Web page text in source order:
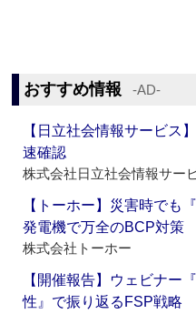
おすすめ情報 ‐AD‐
【日立社会情報サービス
速確認
株式会社日立社会情報サー
【トーホー】災害時で
発電機で万全のBCP対策
株式会社トーホー
【開催報告】ウェビナー
性』で振り返るFSP戦略